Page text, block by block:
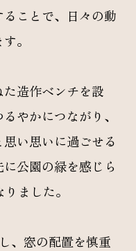
ことで、日々の動
。
造作ベンチを設
やかにつながり、
い思いに過ごせる
公園の緑を感じら
ました。
、窓の配置を慎重